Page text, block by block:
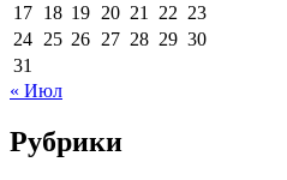
17 18 19 20 21 22 23
24 25 26 27 28 29 30
31
« Июл
Рубрики